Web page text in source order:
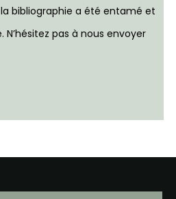
bibliographie a été entamé et
N’hésitez pas à nous envoyer